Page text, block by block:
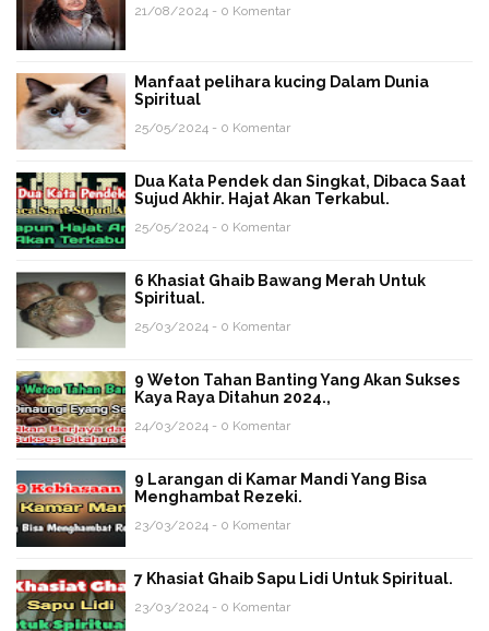
21/08/2024 - 0 Komentar
Manfaat pelihara kucing Dalam Dunia
Spiritual
25/05/2024 - 0 Komentar
Dua Kata Pendek dan Singkat, Dibaca Saat
Sujud Akhir. Hajat Akan Terkabul.
25/05/2024 - 0 Komentar
6 Khasiat Ghaib Bawang Merah Untuk
Spiritual.
25/03/2024 - 0 Komentar
9 Weton Tahan Banting Yang Akan Sukses
Kaya Raya Ditahun 2024.,
24/03/2024 - 0 Komentar
9 Larangan di Kamar Mandi Yang Bisa
Menghambat Rezeki.
23/03/2024 - 0 Komentar
7 Khasiat Ghaib Sapu Lidi Untuk Spiritual.
23/03/2024 - 0 Komentar